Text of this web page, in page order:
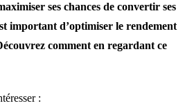
ses chances de convertir ses
important d’optimiser le rendement
comment en regardant ce
: